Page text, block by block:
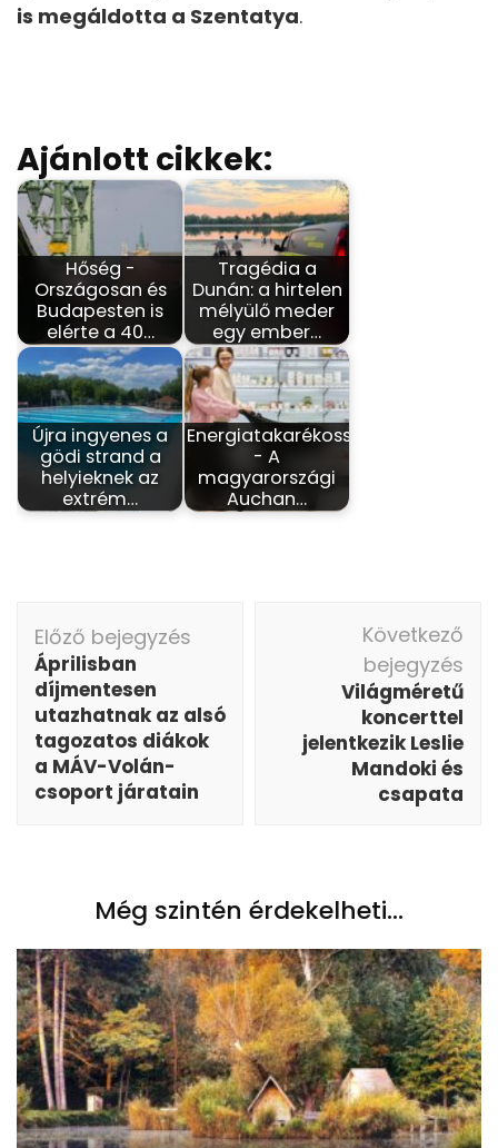
is megáldotta a Szentatya.
Ajánlott cikkek:
Hőség -
Országosan és
Budapesten is
elérte a 40…
Tragédia a
Dunán: a hirtelen
mélyülő meder
egy ember…
Újra ingyenes a
gödi strand a
helyieknek az
extrém…
Energiatakarékosság
- A
magyarországi
Auchan…
navigáció
Előző bejegyzés
Áprilisban
díjmentesen
utazhatnak az alsó
tagozatos diákok
a MÁV-Volán-
csoport járatain
Következő
bejegyzés
Világméretű
koncerttel
jelentkezik Leslie
Mandoki és
csapata
Még szintén érdekelheti...